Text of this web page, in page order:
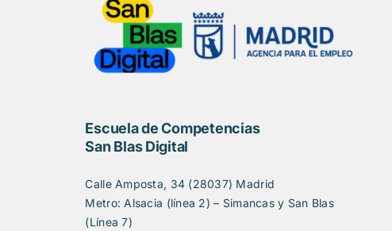
Escuela de Competencias
San Blas Digital
Calle Amposta, 34 (28037) Madrid
Metro: Alsacia (línea 2) – Simancas y San Blas
(Línea 7)